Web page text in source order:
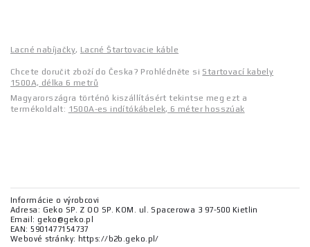
Lacné nabíjačky, Lacné Štartovacie káble
Chcete doručit zboží do Česka? Prohlédněte si Startovací kabely
1500A, délka 6 metrů
Magyarországra történő kiszállításért tekintse meg ezt a
termékoldalt: 1500A-es indítókábelek, 6 méter hosszúak
Informácie o výrobcovi
Adresa: Geko SP. Z OO SP. KOM. ul. Spacerowa 3 97-500 Kietlin
Email: geko@geko.pl
EAN: 5901477154737
Webové stránky: https://b2b.geko.pl/